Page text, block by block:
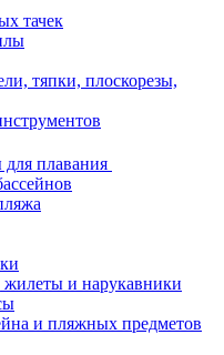
тачек
тяпки, плоскорезы,
для плавания
и нарукавники
и пляжных предметов